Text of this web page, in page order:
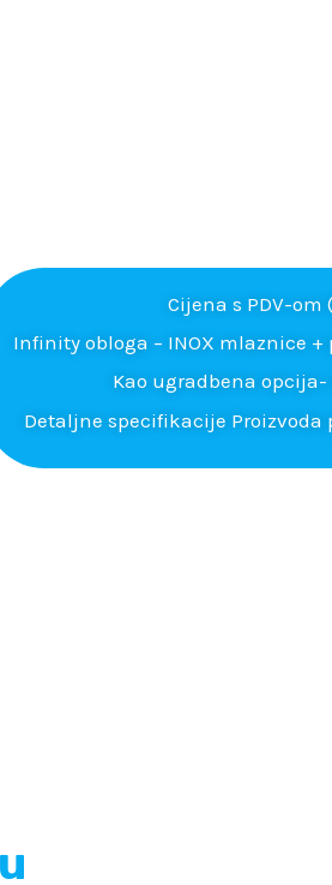
Cijena s PDV-om
Infinity obloga – INOX mlaznice +
Kao ugradbena opcija-
Detaljne specifikacije Proizvoda